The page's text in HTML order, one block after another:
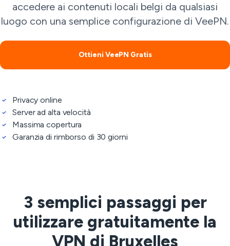
accedere ai contenuti locali belgi da qualsiasi
luogo con una semplice configurazione di VeePN.
Ottieni VeePN Gratis
Privacy online
Server ad alta velocità
Massima copertura
Garanzia di rimborso di 30 giorni
3 semplici passaggi per
utilizzare gratuitamente la
VPN di Bruxelles